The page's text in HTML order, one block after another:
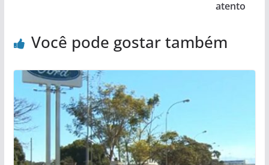
atento
Você pode gostar também